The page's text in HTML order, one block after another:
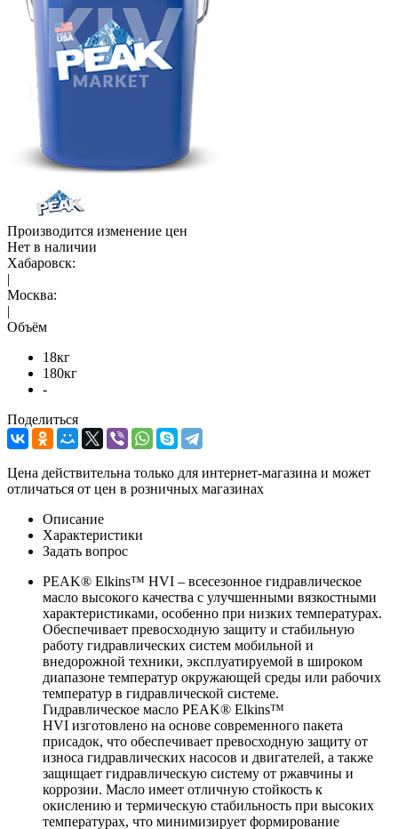
Производится изменение цен
Нет в наличии
Хабаровск:
|
Москва:
|
Объём
18кг
180кг
-
Поделиться
Цена действительна только для интернет-магазина и может
отличаться от цен в розничных магазинах
Описание
Характеристики
Задать вопрос
PEAK® Elkins™ HVI – всесезонное гидравлическое
масло высокого качества с улучшенными вязкостными
характеристиками, особенно при низких температурах.
Обеспечивает превосходную защиту и стабильную
работу гидравлических систем мобильной и
внедорожной техники, эксплуатируемой в широком
диапазоне температур окружающей среды или рабочих
температур в гидравлической системе.
Гидравлическое масло PEAK® Elkins™
HVI изготовлено на основе современного пакета
присадок, что обеспечивает превосходную защиту от
износа гидравлических насосов и двигателей, а также
защищает гидравлическую систему от ржавчины и
коррозии. Масло имеет отличную стойкость к
окислению и термическую стабильность при высоких
температурах, что минимизирует формирование